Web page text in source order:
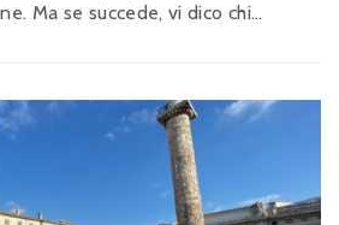
Ma se succede, vi dico chi